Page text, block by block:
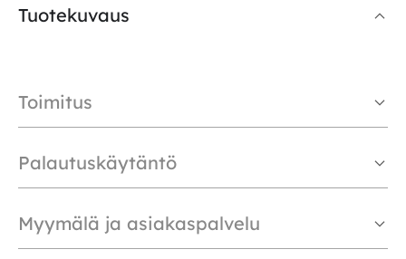
Tuotekuvaus
Toimitus
Palautuskäytäntö
Myymälä ja asiakaspalvelu